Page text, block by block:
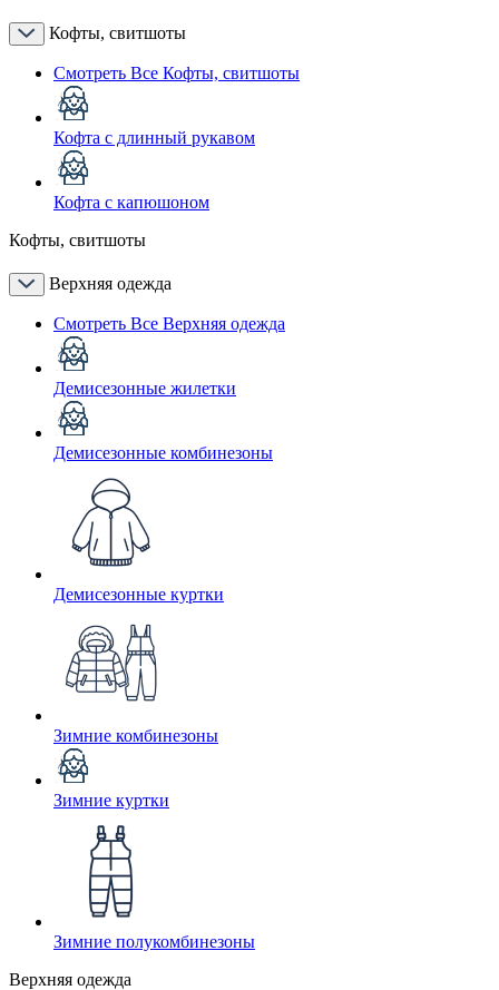
Кофты, свитшоты
Смотреть Все Кофты, свитшоты
Кофта с длинный рукавом
Кофта с капюшоном
Кофты, свитшоты
Верхняя одежда
Смотреть Все Верхняя одежда
Демисезонные жилетки
Демисезонные комбинезоны
Демисезонные куртки
Зимние комбинезоны
Зимние куртки
Зимние полукомбинезоны
Верхняя одежда